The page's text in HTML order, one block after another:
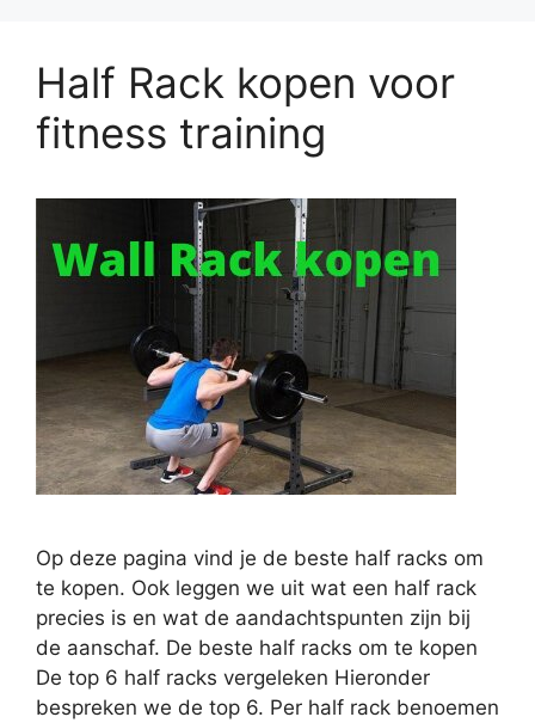
Half Rack kopen voor
fitness training
Op deze pagina vind je de beste half racks om
te kopen. Ook leggen we uit wat een half rack
precies is en wat de aandachtspunten zijn bij
de aanschaf. De beste half racks om te kopen
De top 6 half racks vergeleken Hieronder
bespreken we de top 6. Per half rack benoemen